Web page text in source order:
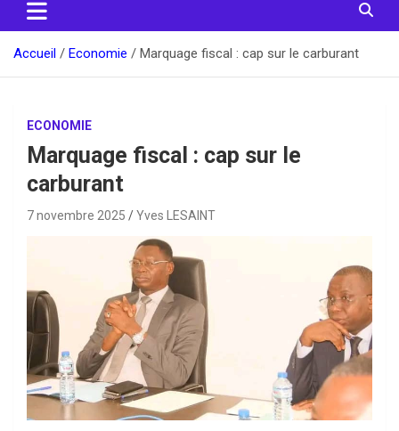
Accueil Economie Marquage fiscal : cap sur le carburant
ECONOMIE
Marquage fiscal : cap sur le
carburant
7 novembre 2025 Yves LESAINT